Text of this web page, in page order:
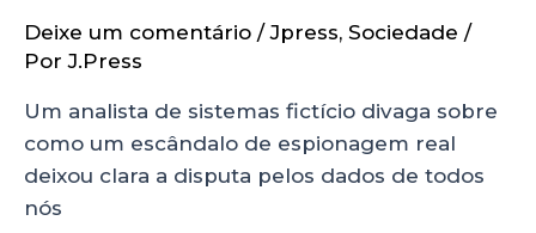
Deixe um comentário /Jpress, Sociedade /
PorJ.Press
Um analista de sistemas fictício divaga sobre
como um escândalo de espionagem real
deixou clara a disputa pelos dados de todos
nós